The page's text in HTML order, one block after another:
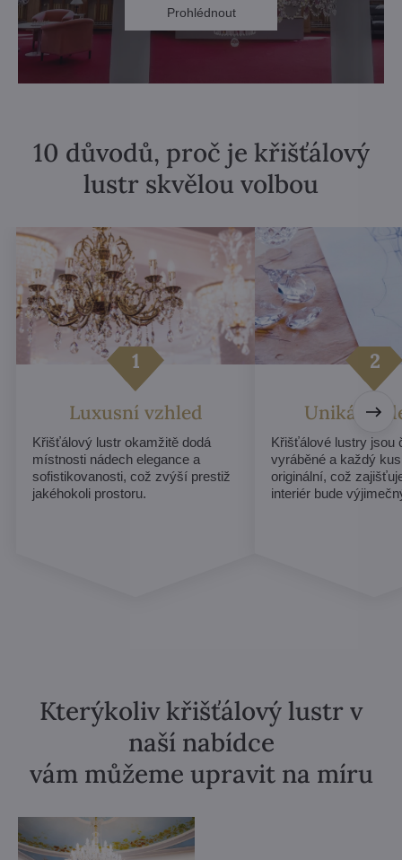
Prohlédnout
10 důvodů, proč je křišťálový
lustr skvělou volbou
Luxusní vzhled
Křišťálový lustr okamžitě dodá
místnosti nádech elegance a
sofistikovanosti, což zvýší prestiž
jakéhokoli prostoru.
Unikátní
Křišťálové lustry jsou
vyráběné a každý
originální, což
interiér bude
Kterýkoliv křišťálový lustr v
naší nabídce
vám můžeme upravit na míru